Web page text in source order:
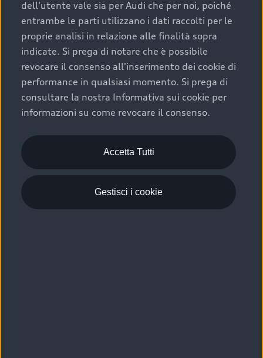
efficienza meccanica: motore, trasmissione e
componenti principali in ottimo stato garantiscono
prestazioni affidabili e sicure.
Acquistare un’auto usata in una Concessionaria ufficiale
Audi che offre l’usato garantito tramite Audi Prima
Scelta :plus, significa affidarsi ad un prodotto che viene
sottoposto a 110 controlli approfonditi e coperto da
garanzia fino a 4 anni per una maggiore tutela del tuo
acquisto.
dell'utente vale sia per Audi che per noi, poiché
entrambe le parti utilizzano i dati raccolti per le
proprie analisi in relazione alle finalità sopra
indicate. Si prega di notare che è possibile
revocare il consenso all'inserimento dei cookie di
performance in qualsiasi momento. Si prega di
consultare la nostra Informativa sui cookie per
informazioni su come revocare il consenso.
Accetta Tutti
Gestisci i cookie